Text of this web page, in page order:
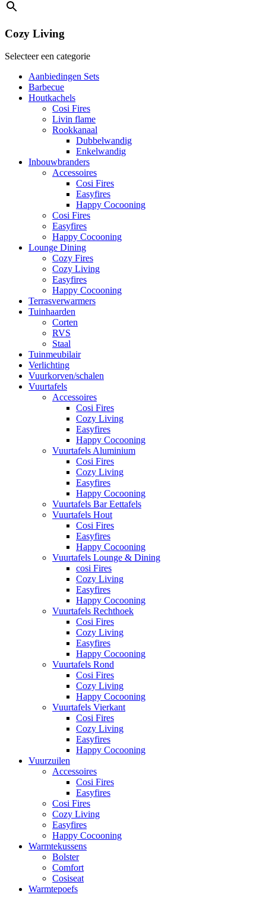
Cozy Living
Selecteer een categorie
Aanbiedingen Sets
Barbecue
Houtkachels
Cosi Fires
Livin flame
Rookkanaal
Dubbelwandig
Enkelwandig
Inbouwbranders
Accessoires
Cosi Fires
Easyfires
Happy Cocooning
Cosi Fires
Easyfires
Happy Cocooning
Lounge Dining
Cozy Fires
Cozy Living
Easyfires
Happy Cocooning
Terrasverwarmers
Tuinhaarden
Corten
RVS
Staal
Tuinmeubilair
Verlichting
Vuurkorven/schalen
Vuurtafels
Accessoires
Cosi Fires
Cozy Living
Easyfires
Happy Cocooning
Vuurtafels Aluminium
Cosi Fires
Cozy Living
Easyfires
Happy Cocooning
Vuurtafels Bar Eettafels
Vuurtafels Hout
Cosi Fires
Easyfires
Happy Cocooning
Vuurtafels Lounge & Dining
cosi Fires
Cozy Living
Easyfires
Happy Cocooning
Vuurtafels Rechthoek
Cosi Fires
Cozy Living
Easyfires
Happy Cocooning
Vuurtafels Rond
Cosi Fires
Cozy Living
Happy Cocooning
Vuurtafels Vierkant
Cosi Fires
Cozy Living
Easyfires
Happy Cocooning
Vuurzuilen
Accessoires
Cosi Fires
Easyfires
Cosi Fires
Cozy Living
Easyfires
Happy Cocooning
Warmtekussens
Bolster
Comfort
Cosiseat
Warmtepoefs